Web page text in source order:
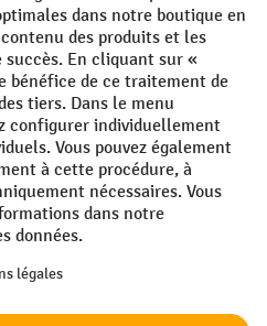
Politique de cookies
costsand possible delivery charges,
des stocks. La remise ne
n'est pas possible de le combiner
ou bons de réduction. | ² La
fois lors de la première inscription
est valable pendant 10 jours et
varie selon la catégorie de
les chariots élévateurs